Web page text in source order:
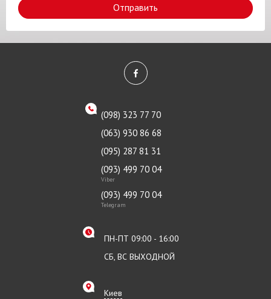
Отправить
(098) 323 77 70
(063) 930 86 68
(095) 287 81 31
(093) 499 70 04
Viber
(093) 499 70 04
Telegram
ПН-ПТ 09:00 - 16:00
СБ, ВС ВЫХОДНОЙ
Киев